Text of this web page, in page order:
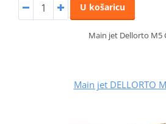
U košaricu
Main jet Dellorto M5
Main jet DELLORTO